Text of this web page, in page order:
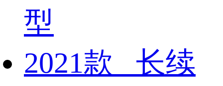
型
2021款 长续